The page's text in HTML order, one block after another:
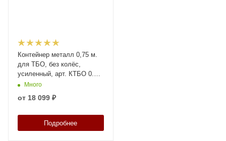
Контейнер металл 0,75 м.
для ТБО, без колёс,
усиленный, арт. КТБО 0.75-
1 H, код: 25393
Много
от 18 099 ₽
Подробнее